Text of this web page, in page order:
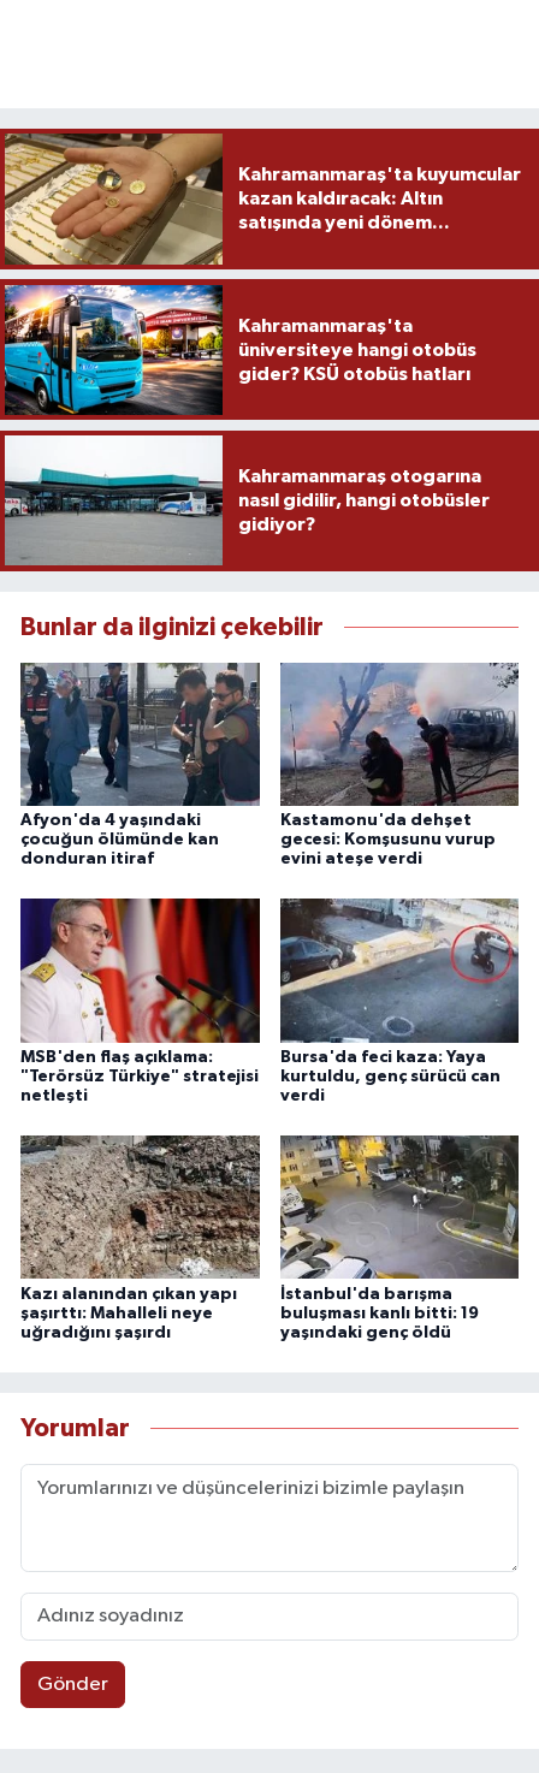
Kahramanmaraş'ta kuyumcular
kazan kaldıracak: Altın
satışında yeni dönem...
Kahramanmaraş'ta
üniversiteye hangi otobüs
gider? KSÜ otobüs hatları
Kahramanmaraş otogarına
nasıl gidilir, hangi otobüsler
gidiyor?
Bunlar da ilginizi çekebilir
Afyon'da 4 yaşındaki
çocuğun ölümünde kan
donduran itiraf
Kastamonu'da dehşet
gecesi: Komşusunu vurup
evini ateşe verdi
MSB'den flaş açıklama:
"Terörsüz Türkiye" stratejisi
netleşti
Bursa'da feci kaza: Yaya
kurtuldu, genç sürücü can
verdi
Kazı alanından çıkan yapı
şaşırttı: Mahalleli neye
uğradığını şaşırdı
İstanbul'da barışma
buluşması kanlı bitti: 19
yaşındaki genç öldü
Yorumlar
Gönder